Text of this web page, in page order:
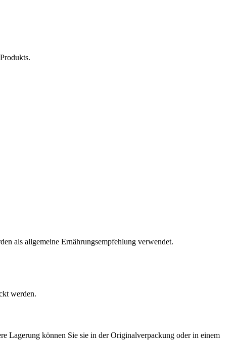
als allgemeine Ernährungsempfehlung verwendet.
werden.
Lagerung können Sie sie in der Originalverpackung oder in einem